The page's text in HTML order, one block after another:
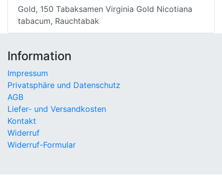
Gold, 150 Tabaksamen Virginia Gold Nicotiana
tabacum, Rauchtabak
Information
Impressum
Privatsphäre und Datenschutz
AGB
Liefer- und Versandkosten
Kontakt
Widerruf
Widerruf-Formular